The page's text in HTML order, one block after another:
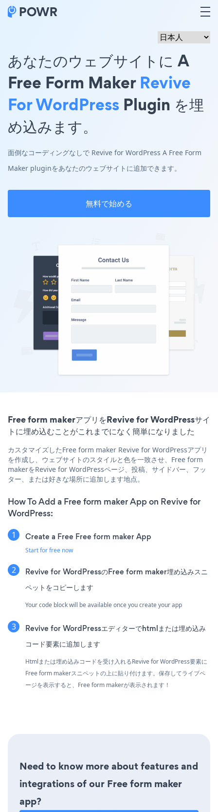
あなたのウェブサイトに A
Free Form MakerRevive
For WordPress Plugin を埋
め込みます。
面倒なコーディングなしで Revive for WordPress A Free Form
Maker pluginをあなたのウェブサイトに追加できます。
無料で始める
Free form makerアプリをRevive for WordPressサイ
トに埋め込むことがこれまでになく簡単になりました
カスタマイズしたFree form maker Revive for WordPressアプリ
を作成し、ウェブサイトのスタイルと色を一致させ、Free form
makerをRevive for WordPressページ、投稿、サイドバー、フッ
ター、または好きな場所に追加します地点。
How To Add a Free form maker App on Revive for
WordPress:
Create a Free Free form maker App
Start for free now
Revive for WordPressのFree form maker埋め込みスニ
ペットをコピーします
Your code block will be available once you create your app
Revive for WordPressエディターでhtmlまたは埋め込み
コード要素に追加します
Htmlまたは埋め込みコードを受け入れるRevive for WordPress要素に
Free form makerスニペットの上に貼り付けます。保存してライブペ
ージを表示すると、Free form makerが表示されます！
Need to know more about features and
integrations of our Free form maker
app?